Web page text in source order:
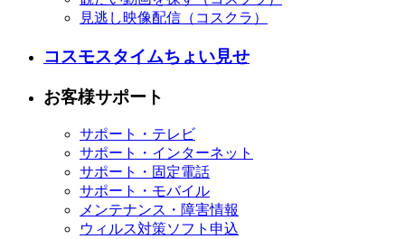
見逃し映像配信（コスクラ）
コスモスタイムちょい見せ
お客様サポート
サポート・テレビ
サポート・インターネット
サポート・固定電話
サポート・モバイル
メンテナンス・障害情報
ウィルス対策ソフト申込